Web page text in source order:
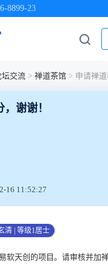
8899-23
坛交流 > 禅道茶馆 > 申请禅道
谢谢！
16 11:52:27
清 | 等级1居士
软天创的项目。请审核并加禅